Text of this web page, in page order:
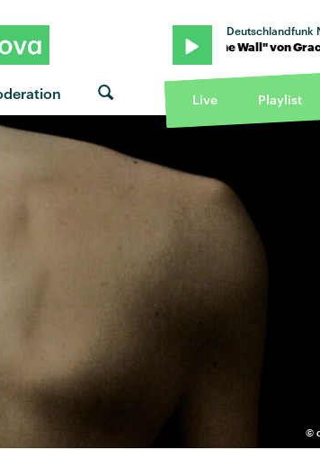
Deutschlandfunk
Gracie Abrams · "Hit the Wall" von Gracie Abrams
Live Playlist
©